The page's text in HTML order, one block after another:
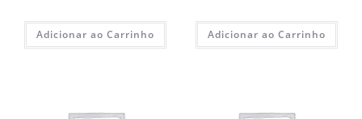
Adicionar ao Carrinho Adicionar ao Carrinho